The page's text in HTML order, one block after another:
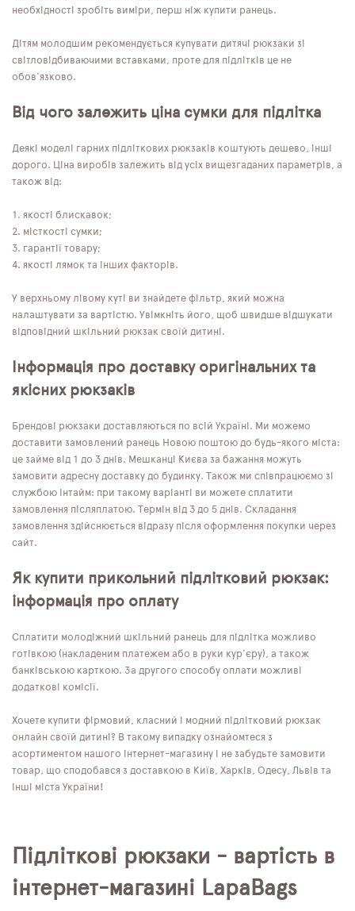
необхідності зробіть виміри, перш ніж купити ранець.
Дітям молодшим рекомендується купувати дитячі рюкзаки зі
світловідбиваючими вставками, проте для підлітків це не
обов'язково.
Від чого залежить ціна сумки для підлітка
Деякі моделі гарних підліткових рюкзаків коштують дешево, інші
дорого. Ціна виробів залежить від усіх вищезгаданих параметрів, а
також від:
якості блискавок;
місткості сумки;
гарантії товару;
якості лямок та інших факторів.
У верхньому лівому куті ви знайдете фільтр, який можна
налаштувати за вартістю. Увімкніть його, щоб швидше відшукати
відповідний шкільний рюкзак своїй дитині.
Інформація про доставку оригінальних та
якісних рюкзаків
Брендові рюкзаки доставляються по всій Україні. Ми можемо
доставити замовлений ранець Новою поштою до будь-якого міста:
це займе від 1 до 3 днів. Мешканці Києва за бажання можуть
замовити адресну доставку до будинку. Також ми співпрацюємо зі
службою Інтайм: при такому варіанті ви можете сплатити
замовлення післяплатою. Термін від 3 до 5 днів. Складання
замовлення здійснюється відразу після оформлення покупки через
сайт.
Як купити прикольний підлітковий рюкзак:
інформація про оплату
Сплатити молодіжний шкільний ранець для підлітка можливо
готівкою (накладеним платежем або в руки кур'єру), а також
банківською карткою. За другого способу оплати можливі
додаткові комісії.
Хочете купити фірмовий, класний і модний підлітковий рюкзак
онлайн своїй дитині? В такому випадку ознайомтеся з
асортиментом нашого інтернет-магазину і не забудьте замовити
товар, що сподобався з доставкою в Київ, Харків, Одесу, Львів та
інші міста України!
Підліткові рюкзаки - вартість в
інтернет-магазині LapaBags